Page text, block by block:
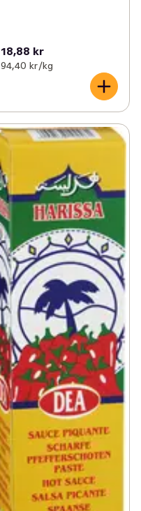
18,88 kr
94,40 kr /kg